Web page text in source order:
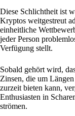
Diese Schlichtheit ist
Kryptos weitgestreut
einheitliche
jeder Person
Verfügung stellt.
Sobald gehört wird,
Zinsen, die um
zurzeit bieten kann,
Enthusiasten in
strömen.